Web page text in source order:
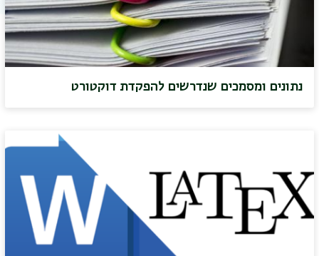
נתונים ומסמכים שנדרשים להפקדת דוקטורט